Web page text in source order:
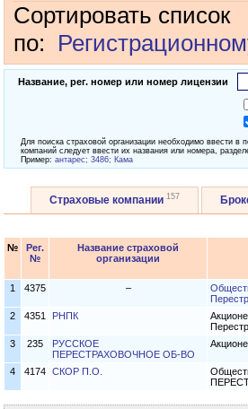
Сортировать список
по:
Название, рег. номер или номер лицензии
Для поиска страховой организации необходимо ввести
компаний следует ввести их названия или номера,
Пример: антарес; 3486; Кама
Страховые компании 157
№
Рег.
№
Название страховой
организации
1 4375 –
2
4351 РНПК
3
235
РУССКОЕ
ПЕРЕСТРАХОВОЧНОЕ ОБ-ВО
4 4174 СКОР П.О.